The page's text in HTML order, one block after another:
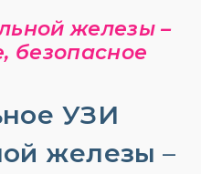
железы –
безопасное
УЗИ
железы –